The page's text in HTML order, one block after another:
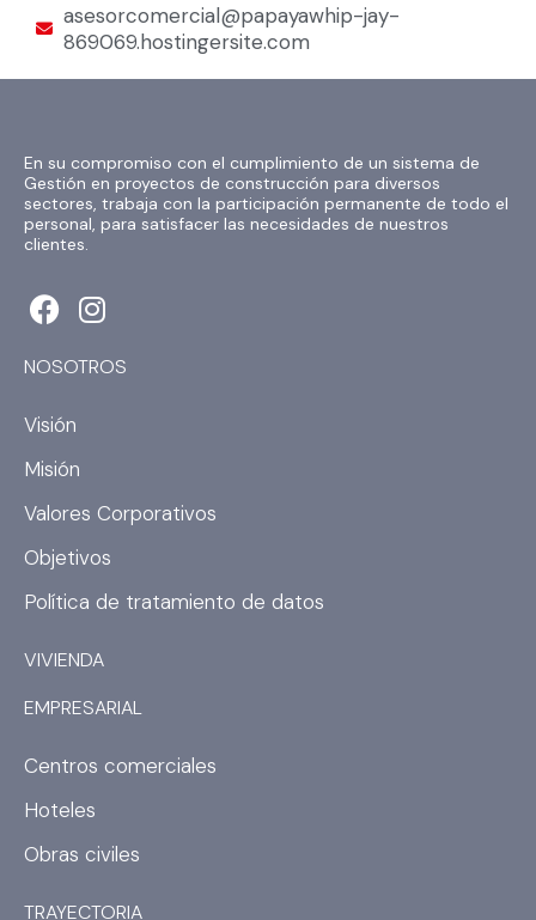
asesorcomercial@papayawhip-jay-
869069.hostingersite.com
En su compromiso con el cumplimiento de un sistema de
Gestión en proyectos de construcción para diversos
sectores, trabaja con la participación permanente de todo el
personal, para satisfacer las necesidades de nuestros
clientes.
F
a
c
b
o
o
k
I
n
s
a
NOSOTROS
Visión
Misión
Valores Corporativos
Objetivos
Política de tratamiento de datos
VIVIENDA
EMPRESARIAL
Centros comerciales
Hoteles
Obras civiles
TRAYECTORIA